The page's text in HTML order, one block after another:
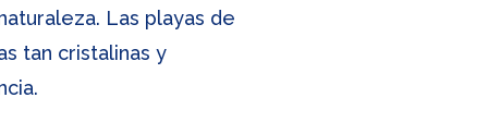
Las playas de
tan cristalinas y